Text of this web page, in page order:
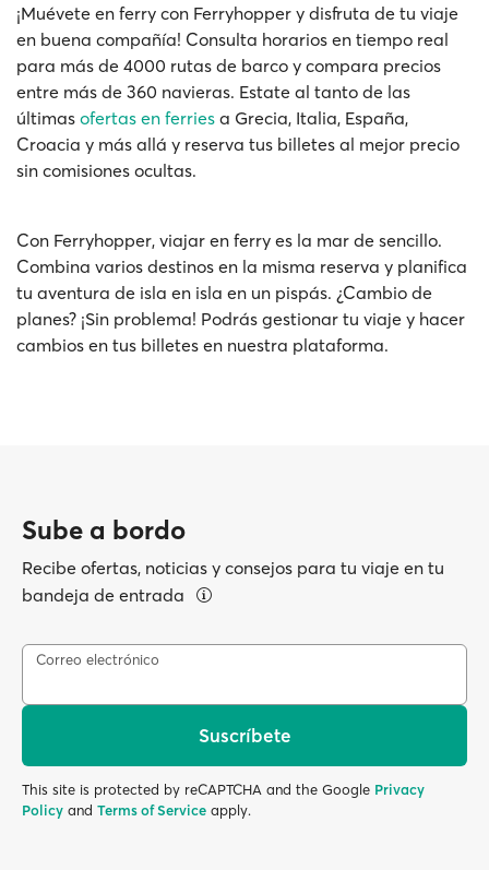
¡Muévete en ferry con Ferryhopper y disfruta de tu viaje
en buena compañía! Consulta horarios en tiempo real
para más de 4000 rutas de barco y compara precios
entre más de 360 navieras. Estate al tanto de las
últimas ofertas en ferries a Grecia, Italia, España,
Croacia y más allá y reserva tus billetes al mejor precio
sin comisiones ocultas.
Con Ferryhopper, viajar en ferry es la mar de sencillo.
Combina varios destinos en la misma reserva y planifica
tu aventura de isla en isla en un pispás. ¿Cambio de
planes? ¡Sin problema! Podrás gestionar tu viaje y hacer
cambios en tus billetes en nuestra plataforma.
Sube a bordo
Recibe ofertas, noticias y consejos para tu viaje en tu
bandeja de entrada
Correo electrónico
Suscríbete
This site is protected by reCAPTCHA and the Google Privacy
Policy and Terms of Service apply.